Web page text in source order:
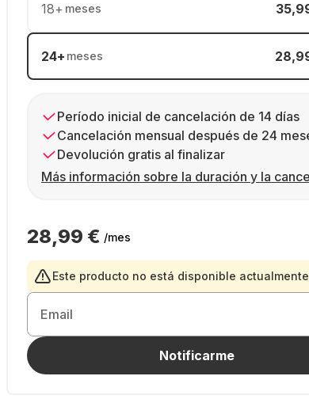
18+ meses
24+ meses
Período inicial de cancelación de 14 días
Cancelación mensual después de 24
Devolución gratis al finalizar
Más información sobre la duración y la
28,99 € /mes
Este producto no está disponible
Email
Notificarme